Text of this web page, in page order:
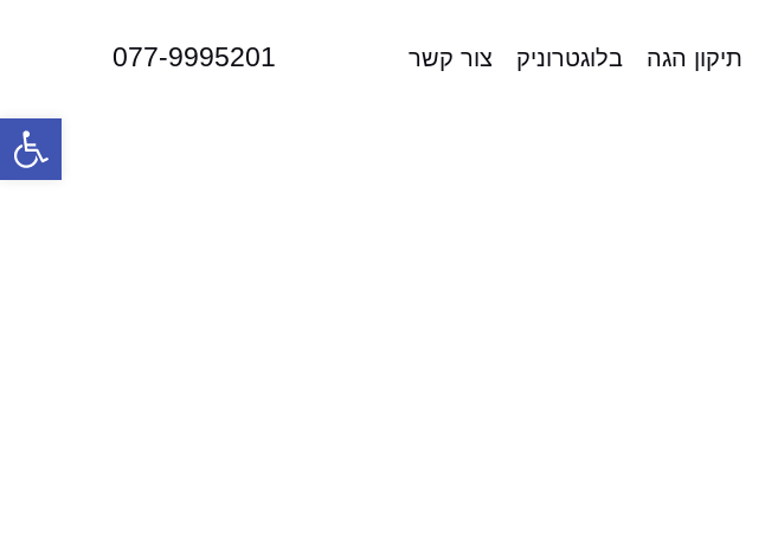
תיקון הגה בלוגטרוניק צור קשר 077-9995201
פתח